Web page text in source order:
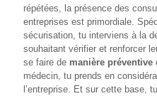
répétées, la présence des
entreprises est primordiale.
sécurisation, tu interviens à la
souhaitant vérifier et renforcer
se faire de manière préventive
médecin, tu prends en
l’entreprise. Et sur cette base,
Electromécanicienne
FormaTIC
– Le
numérique
au travail